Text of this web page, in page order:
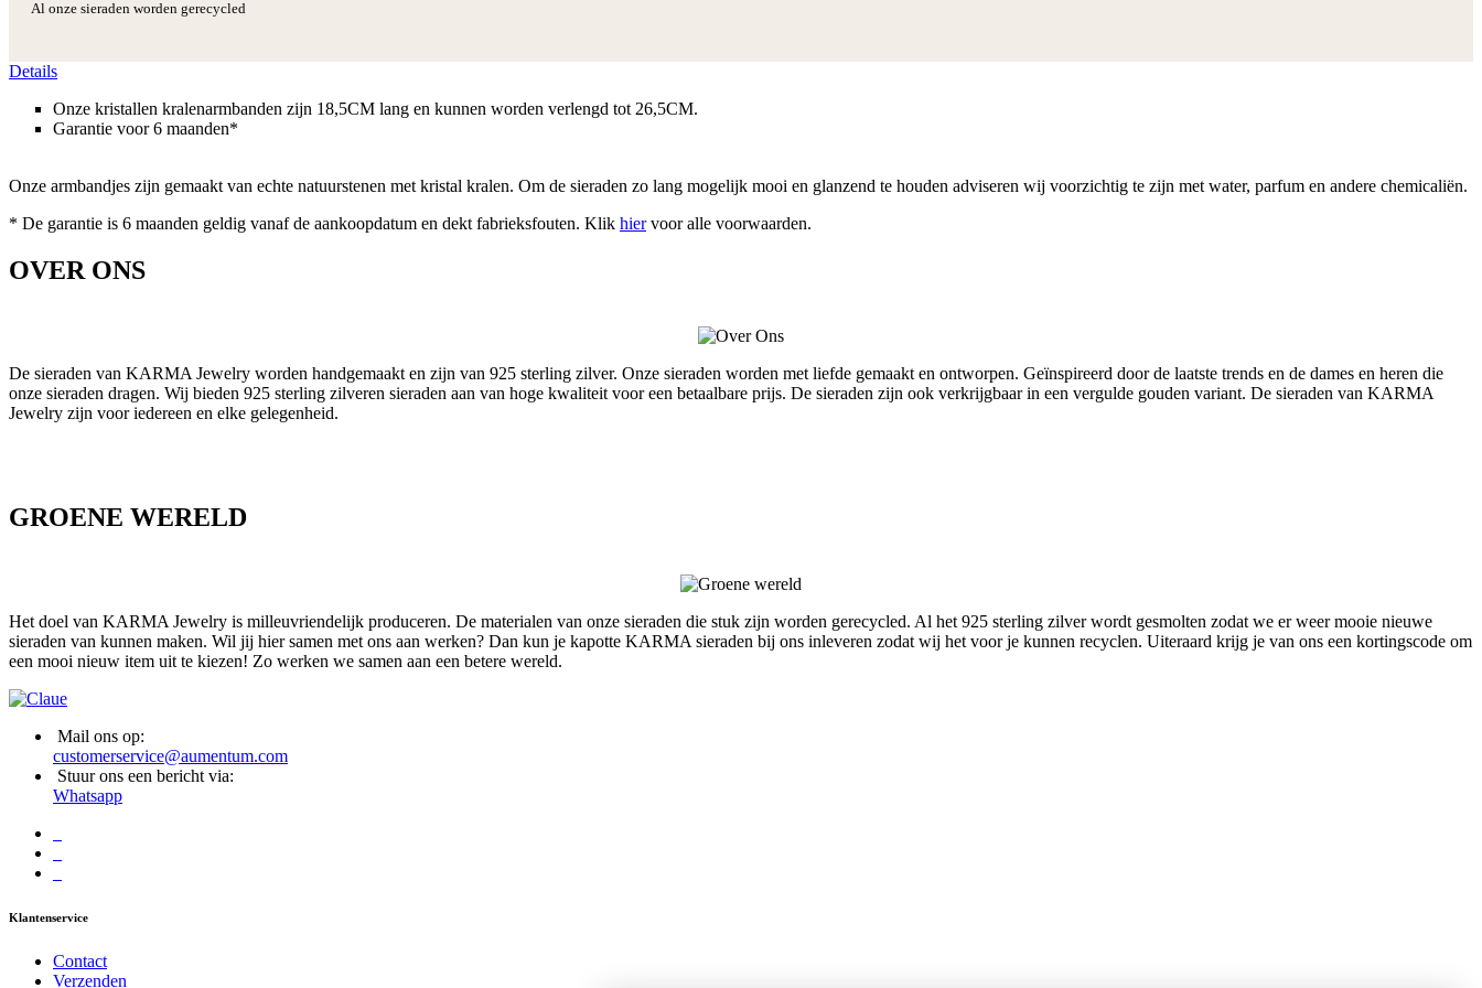
Al onze sieraden worden gerecycled
Details
Onze kristallen kralenarmbanden zijn 18,5CM lang en kunnen worden verlengd tot 26,5CM.
Garantie voor 6 maanden*
Onze armbandjes zijn gemaakt van echte natuurstenen met kristal kralen. Om de sieraden zo lang mogelijk mooi en glanzend te houden adviseren wij voorzichtig te zijn met water, parfum en andere chemicaliën.
* De garantie is 6 maanden geldig vanaf de aankoopdatum en dekt fabrieksfouten. Klik hiervoor alle voorwaarden.
OVER ONS
De sieraden van KARMA Jewelry worden handgemaakt en zijn van 925 sterling zilver. Onze sieraden worden met liefde gemaakt en ontworpen. Geïnspireerd door de laatste trends en de dames en heren die
onze sieraden dragen. Wij bieden 925 sterling zilveren sieraden aan van hoge kwaliteit voor een betaalbare prijs. De sieraden zijn ook verkrijgbaar in een vergulde gouden variant. De sieraden van KARMA
Jewelry zijn voor iedereen en elke gelegenheid.
GROENE WERELD
Het doel van KARMA Jewelry is milleuvriendelijk produceren. De materialen van onze sieraden die stuk zijn worden gerecycled. Al het 925 sterling zilver wordt gesmolten zodat we er weer mooie nieuwe
sieraden van kunnen maken. Wil jij hier samen met ons aan werken? Dan kun je kapotte KARMA sieraden bij ons inleveren zodat wij het voor je kunnen recyclen. Uiteraard krijg je van ons een kortingscode om
een mooi nieuw item uit te kiezen! Zo werken we samen aan een betere wereld.
Mail ons op:
customerservice@aumentum.com
Stuur ons een bericht via:
Whatsapp
Klantenservice
Contact
Verzenden